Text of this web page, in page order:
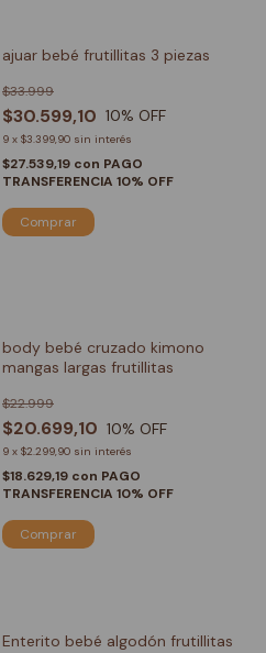
ajuar bebé frutillitas 3 piezas
$30.599,10
$33.999
10% OFF
9 x $3.399,90 sin interés
$27.539,19 con PAGO
TRANSFERENCIA 10% OFF
Comprar
body bebé cruzado kimono
mangas largas frutillitas
$20.699,10
$22.999
10% OFF
9 x $2.299,90 sin interés
$18.629,19 con PAGO
TRANSFERENCIA 10% OFF
Comprar
Enterito bebé algodón frutillitas